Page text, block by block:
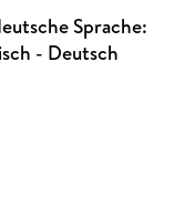
Sprache:
- Deutsch